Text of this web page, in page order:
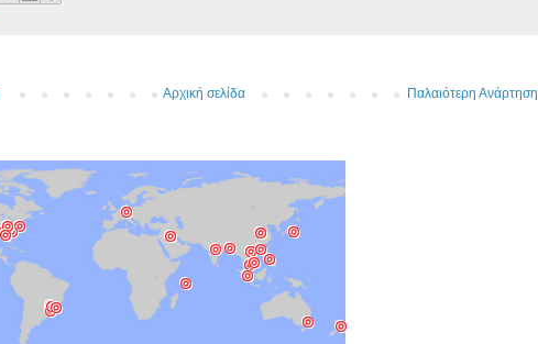
Παλαιότερη Ανάρτηση
Αρχική σελίδα